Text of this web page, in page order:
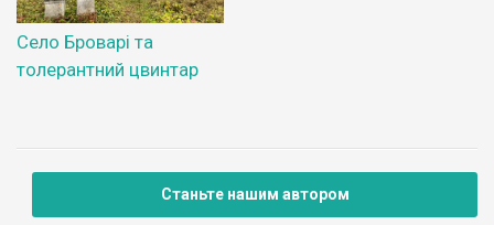
Село Броварі та
толерантний цвинтар
Станьте нашим автором